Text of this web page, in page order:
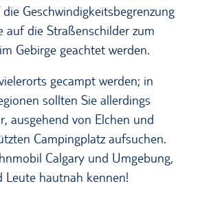
Geschwindigkeitsbegrenzung
auf die Straßenschilder zum
Gebirge geachtet werden.
gecampt werden; in
sollten Sie allerdings
ausgehend von Elchen und
Campingplatz aufsuchen.
Calgary und Umgebung,
Leute hautnah kennen!